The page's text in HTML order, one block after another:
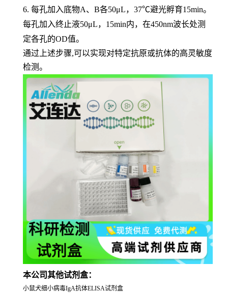
6. 每孔加入底物A、B各50μL，37℃避光孵育15min。
每孔加入终止液50μL，15min内，在450nm波长处测
定各孔的OD值。
通过上述步骤,可以实现对特定抗原或抗体的高灵敏度
检测。
本公司其他试剂盒：
小鼠犬细小病毒IgA抗体ELISA试剂盒